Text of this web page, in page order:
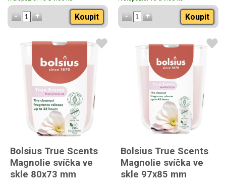
Koupit Koupit
Bolsius True Scents
Magnolie svíčka ve
skle 80x73 mm
Bolsius True Scents
Magnolie svíčka ve
skle 97x85 mm